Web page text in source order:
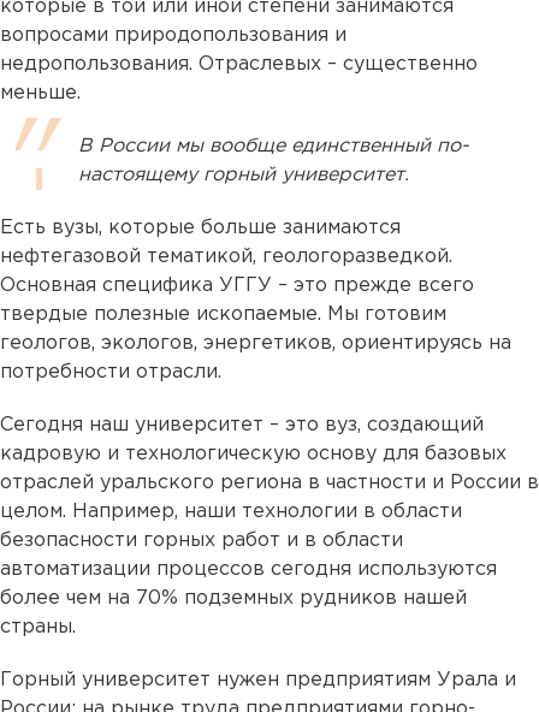
которые в той или иной степени занимаются
вопросами природопользования и
недропользования. Отраслевых – существенно
меньше.
В России мы вообще единственный по-
настоящему горный университет.
Есть вузы, которые больше занимаются
нефтегазовой тематикой, геологоразведкой.
Основная специфика УГГУ – это прежде всего
твердые полезные ископаемые. Мы готовим
геологов, экологов, энергетиков, ориентируясь на
потребности отрасли.
Сегодня наш университет – это вуз, создающий
кадровую и технологическую основу для базовых
отраслей уральского региона в частности и России в
целом. Например, наши технологии в области
безопасности горных работ и в области
автоматизации процессов сегодня используются
более чем на 70% подземных рудников нашей
страны.
Горный университет нужен предприятиям Урала и